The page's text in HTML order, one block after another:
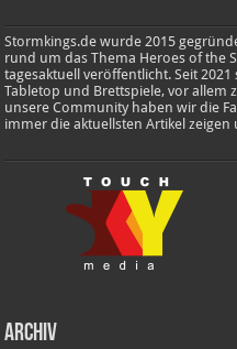
Stormkings.de wurde 2015
rund um das Thema Heroes of the
tagesaktuell veröffentlicht. Seit
Tabletop und Brettspiele, vor allem
unsere Community haben wir die
immer die aktuellsten Artikel
Archiv